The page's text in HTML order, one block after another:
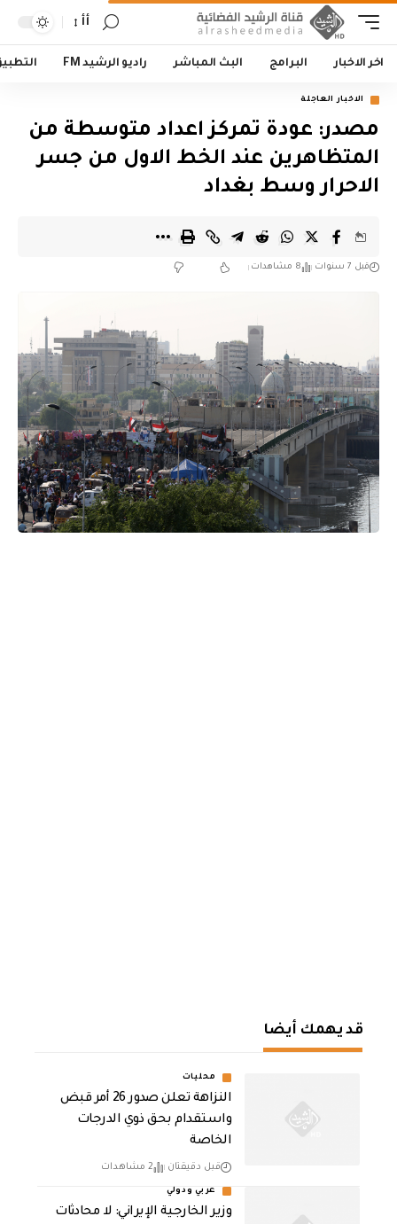
أأ
اخر الاخبار البرامج البث المباشر راديو الرشيد FM
الاخبار العاجلة
مصدر: عودة تمركز اعداد متوسطة من
المتظاهرين عند الخط الاول من جسر
الاحرار وسط بغداد
قبل 7 سنوات 8 مشاهدات
قد يهمك أيضا
محليات
النزاهة تعلن صدور 26 أمر قبض
واستقدام بحق ذوي الدرجات
الخاصة
قبل دقيقتان 2 مشاهدات
عربي ودولي
‏وزير الخارجية الإيراني: لا محادثات